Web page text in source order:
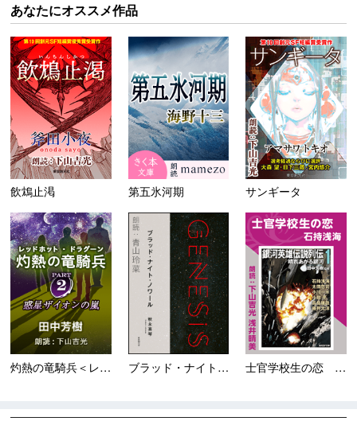
あなたにオススメ作品
飲鴆止渇 第五氷河期 サンギータ
灼熱の竜騎兵＜レッドホット・... ブラッド・ナイト・ノワール ... 士官学校生の恋 ＜銀河英雄伝...